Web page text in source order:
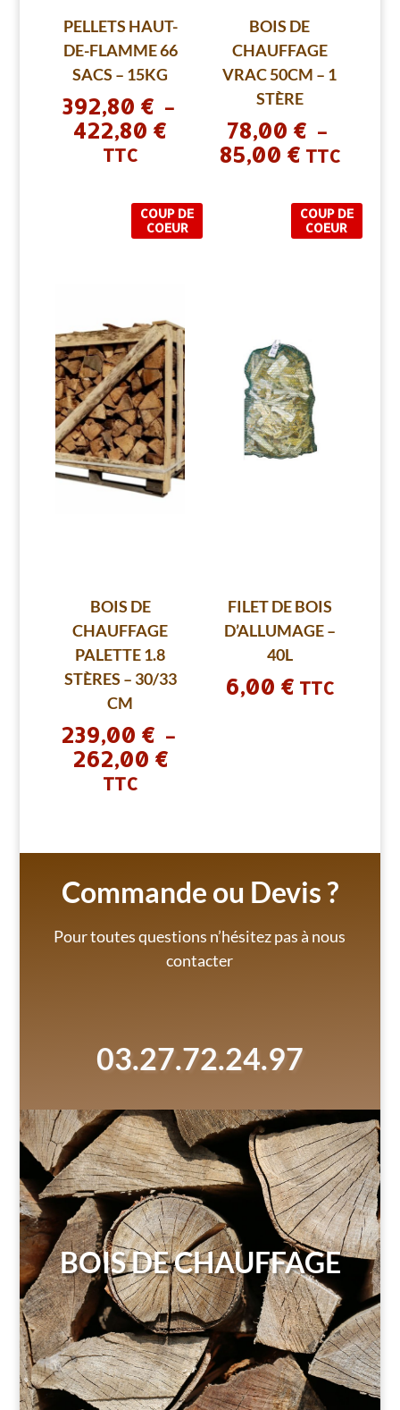
PELLETS HAUT-
DE-FLAMME 66
SACS – 15KG
392,80 € –
422,80 €
392,80 €
à
422,80 €
TTC
BOIS DE
CHAUFFAGE
VRAC 50CM – 1
STÈRE
78,00 € –
85,00 €Plage
prix :
78,00 €
TTC
COUP DE
COEUR
BOIS DE
CHAUFFAGE
PALETTE 1.8
STÈRES – 30/33
CM
239,00 € –
262,00 €Plage
à
TTC
COUP DE
COEUR
FILET DE BOIS
D’ALLUMAGE –
40L
6,00 € TTC
Commande ou Devis ?
Pour toutes questions n’hésitez pas à nous
contacter
03.27.72.24.97
BOIS DE CHAUFFAGE